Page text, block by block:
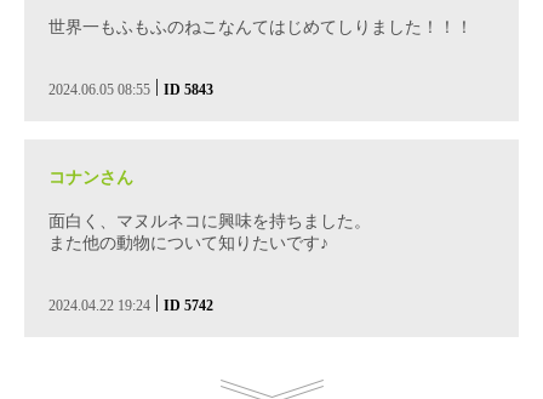
世界一もふもふのねこなんてはじめてしりました！！！
2024.06.05 08:55 | ID 5843
コナンさん
面白く、マヌルネコに興味を持ちました。
また他の動物について知りたいです♪
2024.04.22 19:24 | ID 5742